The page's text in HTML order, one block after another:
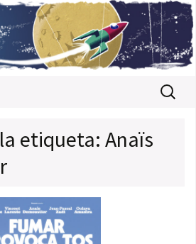
Buscar:
etiqueta: Anaïs